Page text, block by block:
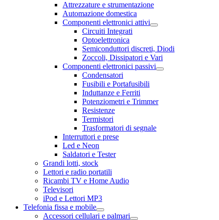
Attrezzature e strumentazione
Automazione domestica
Componenti elettronici attivi
Circuiti Integrati
Optoelettronica
Semiconduttori discreti, Diodi
Zoccoli, Dissipatori e Vari
Componenti elettronici passivi
Condensatori
Fusibili e Portafusibili
Induttanze e Ferriti
Potenziometri e Trimmer
Resistenze
Termistori
Trasformatori di segnale
Interruttori e prese
Led e Neon
Saldatori e Tester
Grandi lotti, stock
Lettori e radio portatili
Ricambi TV e Home Audio
Televisori
iPod e Lettori MP3
Telefonia fissa e mobile
Accessori cellulari e palmari